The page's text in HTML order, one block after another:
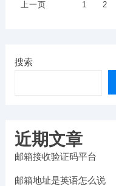
文
页
上一页 1 2
搜索
近期文章
邮箱接收验证码平台
邮箱地址是英语怎么说